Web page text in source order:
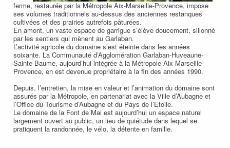
ferme, restaurée par la Métropole Aix-Marseille-Provence, impose
ses volumes traditionnels au-dessus des anciennes restanques
cultivées et des prairies autrefois pâturées.
En amont, un vaste espace de garrigue s’élève doucement, sillonné
par les sentiers qui mènent au Garlaban.
L’activité agricole du domaine s’est éteinte dans les années
soixante. La Communauté d’Agglomération Garlaban-Huveaune-
Sainte Baume, aujourd’hui intégrée à la Métropole Aix-Marseille-
Provence, en est devenue propriétaire à la fin des années 1990.
Depuis, l’entretien, la mise en valeur et l’animation du domaine sont
assurés par la Métropole, en partenariat avec la Ville d’Aubagne et
l’Office du Tourisme d’Aubagne et du Pays de l’Etoile.
Le domaine de la Font de Mai est aujourd’hui un espace naturel
largement ouvert au public, un lieu de quiétude dans lequel se
pratiquent la randonnée, le vélo, la détente en famille.